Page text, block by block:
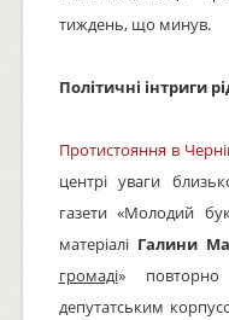
тиждень, що минув.
Політичні інтриги
Протистояння в
центрі уваги
газети «Молодий
матеріалі Галини
громаді» повторно
депутатським